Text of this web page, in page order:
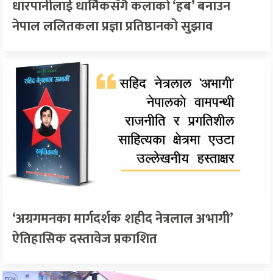
धारपानीलाई धार्मिकसँगै कलाको ‘हब’ बनाउन
नेपाल ललितकला प्रज्ञा प्रतिष्ठानको सुझाव
‘अग्रगमनका मार्गदर्शक शहीद नेत्रलाल अभागी’
ऐतिहासिक दस्तावेज प्रकाशित